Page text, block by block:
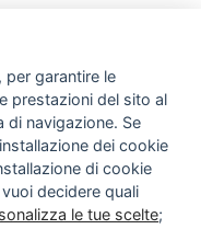
garantire le
prestazioni del sito al
di navigazione. Se
dei cookie
di cookie
vuoi decidere quali
le tue scelte;